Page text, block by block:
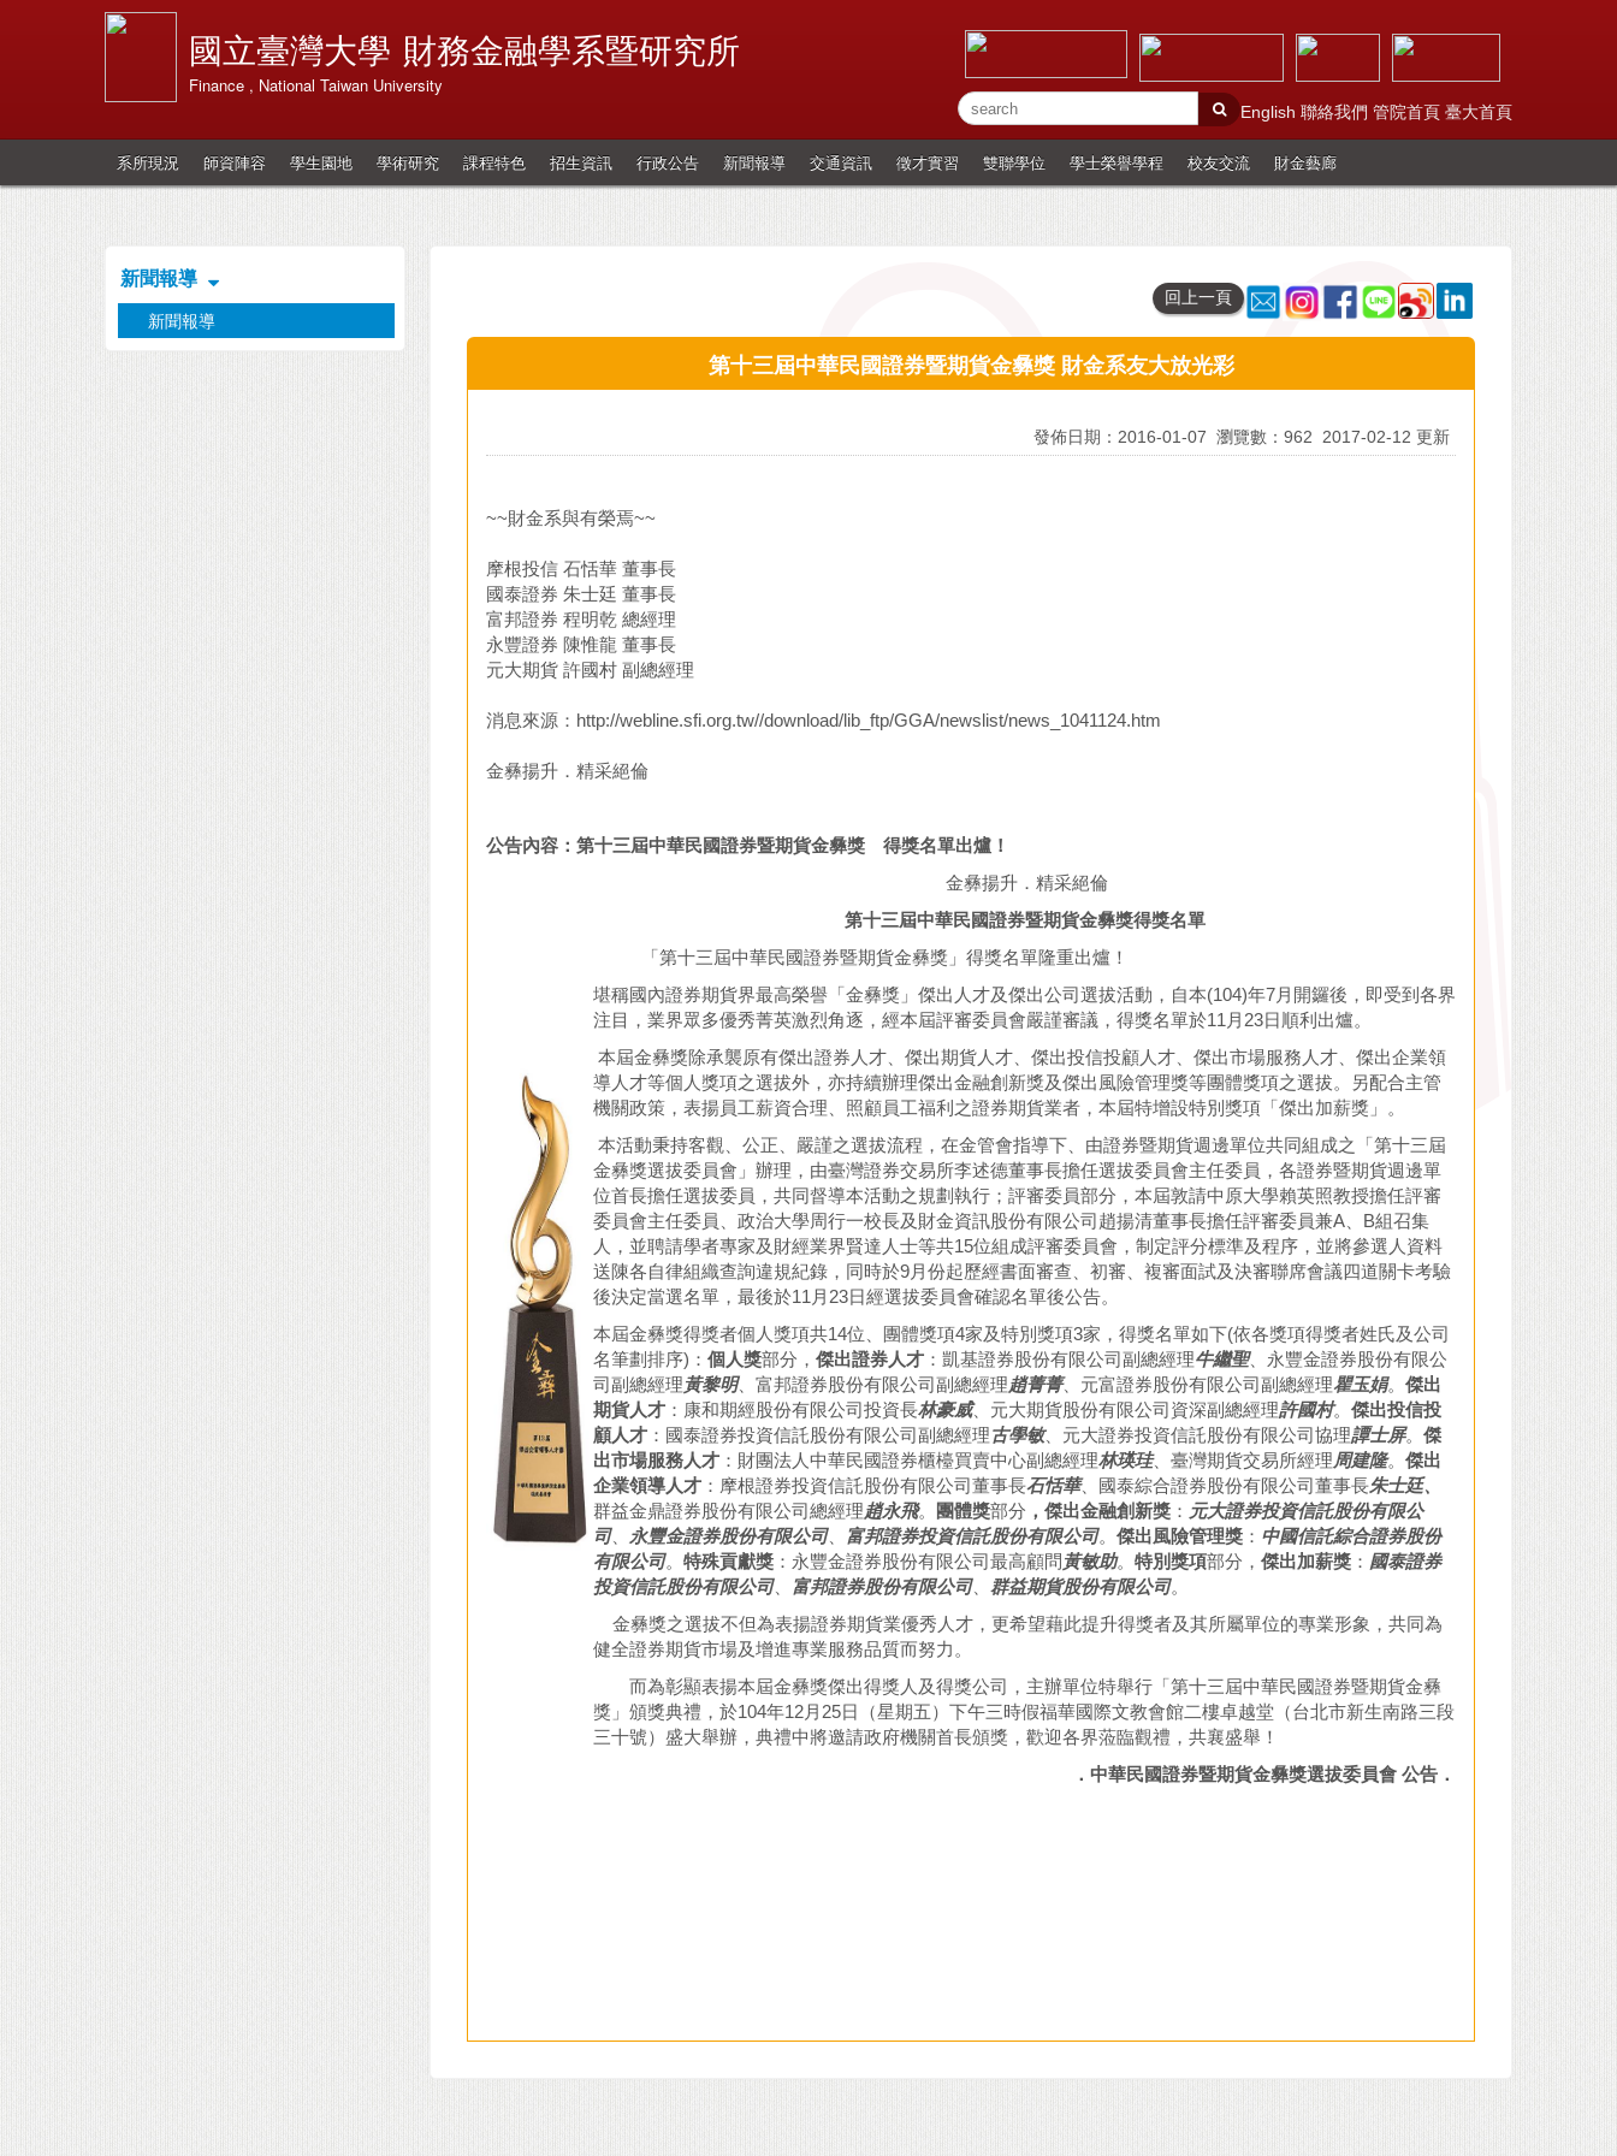
國立臺灣大學 財務金融學系暨研究所
Finance , National Taiwan University
English 聯絡我們 管院首頁 臺大首頁
系所現況 師資陣容 學生園地 學術研究 課程特色 招生資訊 行政公告 新聞報導 交通資訊 徵才實習 雙聯學位 學士榮譽學程 校友交流 財金藝廊
新聞報導
新聞報導
回上一頁
第十三屆中華民國證券暨期貨金彝獎 財金系友大放光彩
發佈日期：2016-01-07 瀏覽數：962 2017-02-12 更新
~~財金系與有榮焉~~
摩根投信 石恬華 董事長
國泰證券 朱士廷 董事長
富邦證券 程明乾 總經理
永豐證券 陳惟龍 董事長
元大期貨 許國村 副總經理
消息來源：http://webline.sfi.org.tw//download/lib_ftp/GGA/newslist/news_1041124.htm
金彝揚升．精采絕倫
公告內容： 第十三屆中華民國證券暨期貨金彝獎 得獎名單出爐！
金彝揚升．精采絕倫
第十三屆中華民國證券暨期貨金彝獎得獎名單
「第十三屆中華民國證券暨期貨金彝獎」得獎名單隆重出爐！
堪稱國內證券期貨界最高榮譽「金彝獎」傑出人才及傑出公司選拔活動，自本(104)年7月開鑼後，即受到各界
注目，業界眾多優秀菁英激烈角逐，經本屆評審委員會嚴謹審議，得獎名單於11月23日順利出爐。
本屆金彝獎除承襲原有傑出證券人才、傑出期貨人才、傑出投信投顧人才、傑出市場服務人才、傑出企業領
導人才等個人獎項之選拔外，亦持續辦理傑出金融創新獎及傑出風險管理獎等團體獎項之選拔。另配合主管
機關政策，表揚員工薪資合理、照顧員工福利之證券期貨業者，本屆特增設特別獎項「傑出加薪獎」。
本活動秉持客觀、公正、嚴謹之選拔流程，在金管會指導下、由證券暨期貨週邊單位共同組成之「第十三屆
金彝獎選拔委員會」辦理，由臺灣證券交易所李述德董事長擔任選拔委員會主任委員，各證券暨期貨週邊單
位首長擔任選拔委員，共同督導本活動之規劃執行；評審委員部分，本屆敦請中原大學賴英照教授擔任評審
委員會主任委員、政治大學周行一校長及財金資訊股份有限公司趙揚清董事長擔任評審委員兼A、B組召集
人，並聘請學者專家及財經業界賢達人士等共15位組成評審委員會，制定評分標準及程序，並將參選人資料
送陳各自律組織查詢違規紀錄，同時於9月份起歷經書面審查、初審、複審面試及決審聯席會議四道關卡考驗
後決定當選名單，最後於11月23日經選拔委員會確認名單後公告。
本屆金彝獎得獎者個人獎項共14位、團體獎項4家及特別獎項3家，得獎名單如下(依各獎項得獎者姓氏及公司
名筆劃排序)： 個人獎部分， 傑出證券人才 ：凱基證券股份有限公司副總經理牛繼聖、永豐金證券股份有限公
司副總經理黃黎明、富邦證券股份有限公司副總經理趙菁菁、元富證券股份有限公司副總經理瞿玉娟。 傑出
期貨人才 ：康和期經股份有限公司投資長林豪威、元大期貨股份有限公司資深副總經理許國村。 傑出投信投
顧人才 ：國泰證券投資信託股份有限公司副總經理古學敏、元大證券投資信託股份有限公司協理譚士屏。 傑
出市場服務人才 ：財團法人中華民國證券櫃檯買賣中心副總經理林瑛珪、臺灣期貨交易所經理周建隆。 傑出
企業領導人才 ：摩根證券投資信託股份有限公司董事長石恬華、國泰綜合證券股份有限公司董事長朱士廷、
群益金鼎證券股份有限公司總經理趙永飛。 團體獎部分 ，傑出金融創新獎 ： 元大證券投資信託股份有限公
司、 永豐金證券股份有限公司、 富邦證券投資信託股份有限公司。 傑出風險管理獎 ： 中國信託綜合證券股份
有限公司。 特殊貢獻獎 ：永豐金證券股份有限公司最高顧問 黃敏助。 特別獎項部分， 傑出加薪獎 ： 國泰證券
投資信託股份有限公司、 富邦證券股份有限公司、 群益期貨股份有限公司。
金彝獎之選拔不但為表揚證券期貨業優秀人才，更希望藉此提升得獎者及其所屬單位的專業形象，共同為
健全證券期貨市場及增進專業服務品質而努力。
而為彰顯表揚本屆金彝獎傑出得獎人及得獎公司，主辦單位特舉行「第十三屆中華民國證券暨期貨金彝
獎」頒獎典禮，於104年12月25日（星期五）下午三時假福華國際文教會館二樓卓越堂（台北市新生南路三段
三十號）盛大舉辦，典禮中將邀請政府機關首長頒獎，歡迎各界蒞臨觀禮，共襄盛舉！
． 中華民國證券暨期貨金彝獎選拔委員會 公告 ．